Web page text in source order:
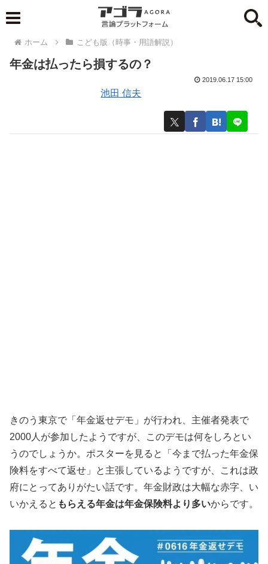
ホーム こども版（時事・用語解説）
年金は払ったら損するの？
池田 信夫
2019.06.17 15:00
きのう東京で「年金返せデモ」が行われ、主催者発表で
2000人が参加したようですが、このデモは何をしろとい
うのでしょうか。ポスターを見ると「今まで払った年金保
険料をすべて返せ」と主張しているようですが、これは政
府にとってありがたい話です。年金財政は大幅な赤字、い
いかえると もらえる年金は年金保険料より多いからです。